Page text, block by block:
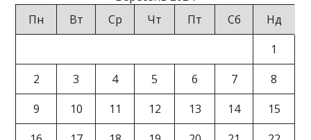
Пн
Вт Ср Чт Пт Сб
Нд
1
2
3 4 5 6 7
8
9
10 11 12 13 14
15